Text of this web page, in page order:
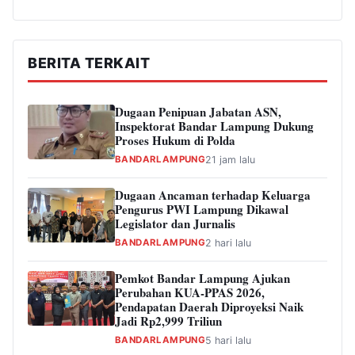
BERITA TERKAIT
Dugaan Penipuan Jabatan ASN,
Inspektorat Bandar Lampung Dukung
Proses Hukum di Polda
BANDARLAMPUNG21 jam lalu
Dugaan Ancaman terhadap Keluarga
Pengurus PWI Lampung Dikawal
Legislator dan Jurnalis
BANDARLAMPUNG2 hari lalu
Pemkot Bandar Lampung Ajukan
Perubahan KUA-PPAS 2026,
Pendapatan Daerah Diproyeksi Naik
Jadi Rp2,999 Triliun
BANDARLAMPUNG5 hari lalu